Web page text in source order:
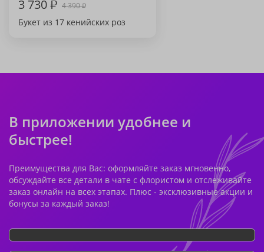
3 730₽ 4 390₽
Букет из 17 кенийских роз
В приложении удобнее и
быстрее!
Преимущества для Вас: оформляйте заказ мгновенно,
обсуждайте все детали в чате с флористом и отслеживайте
заказ онлайн на всех этапах. Плюс - эксклюзивные акции и
бонусы за каждый заказ!